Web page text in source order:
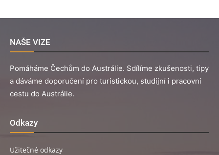
NAŠE VIZE
Pomáháme Čechům do Austrálie. Sdílíme zkušenosti, tipy
a dáváme doporučení pro turistickou, studijní i pracovní
cestu do Austrálie.
Odkazy
Užitečné odkazy